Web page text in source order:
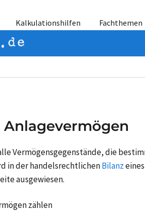
Kalkulationshilfen Fachthemen
Vermögensgegenstände, die
in der handelsrechtlichenBilanz
ausgewiesen.
zählen